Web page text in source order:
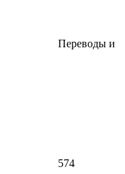
Переводы и
574